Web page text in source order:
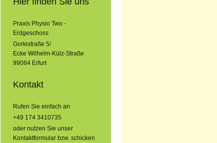
Praxis Physio Two -
Erdgeschoss
Gorkistraße 5/
Ecke Wilhelm-Külz-Straße
99084 Erfurt
Kontakt
Rufen Sie einfach an
+49 174 3410735
oder nutzen Sie unser
Kontaktformular bzw. schicken